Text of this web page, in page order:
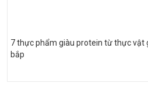
7 thực phẩm giàu protein từ thực vật
bắp